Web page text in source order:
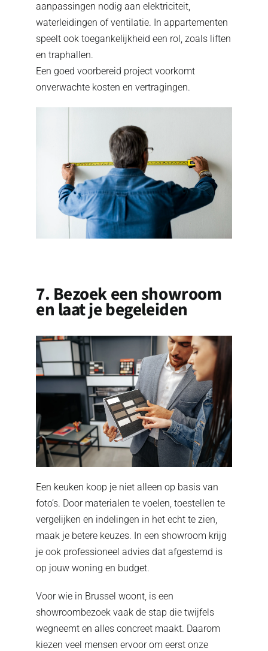
aanpassingen nodig aan elektriciteit,
waterleidingen of ventilatie. In appartementen
speelt ook toegankelijkheid een rol, zoals liften
en traphallen.
Een goed voorbereid project voorkomt
onverwachte kosten en vertragingen.
7. Bezoek een showroom
en laat je begeleiden
Een keuken koop je niet alleen op basis van
foto’s. Door materialen te voelen, toestellen te
vergelijken en indelingen in het echt te zien,
maak je betere keuzes. In een showroom krijg
je ook professioneel advies dat afgestemd is
op jouw woning en budget.
Voor wie in Brussel woont, is een
showroombezoek vaak de stap die twijfels
wegneemt en alles concreet maakt. Daarom
kiezen veel mensen ervoor om eerst onze